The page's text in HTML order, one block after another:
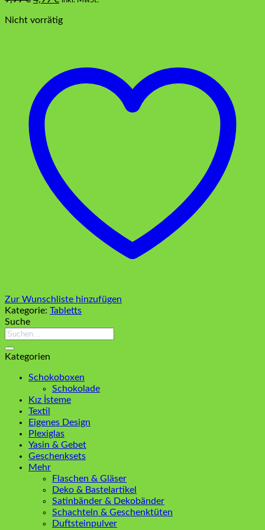
war:
ist:
Nicht vorrätig
Zur Wunschliste hinzufügen
Kategorie: Tabletts
Suche
Suchen
Kategorien
Schokoboxen
Schokolade
Kız İsteme
Textil
Eigenes Design
Plexiglas
Yasin & Gebet
Geschenksets
Mehr
Flaschen & Gläser
Deko & Bastelartikel
Satinbänder & Dekobänder
Schachteln & Geschenktüten
Duftsteinpulver